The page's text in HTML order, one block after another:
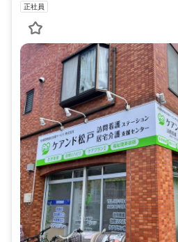
正社員